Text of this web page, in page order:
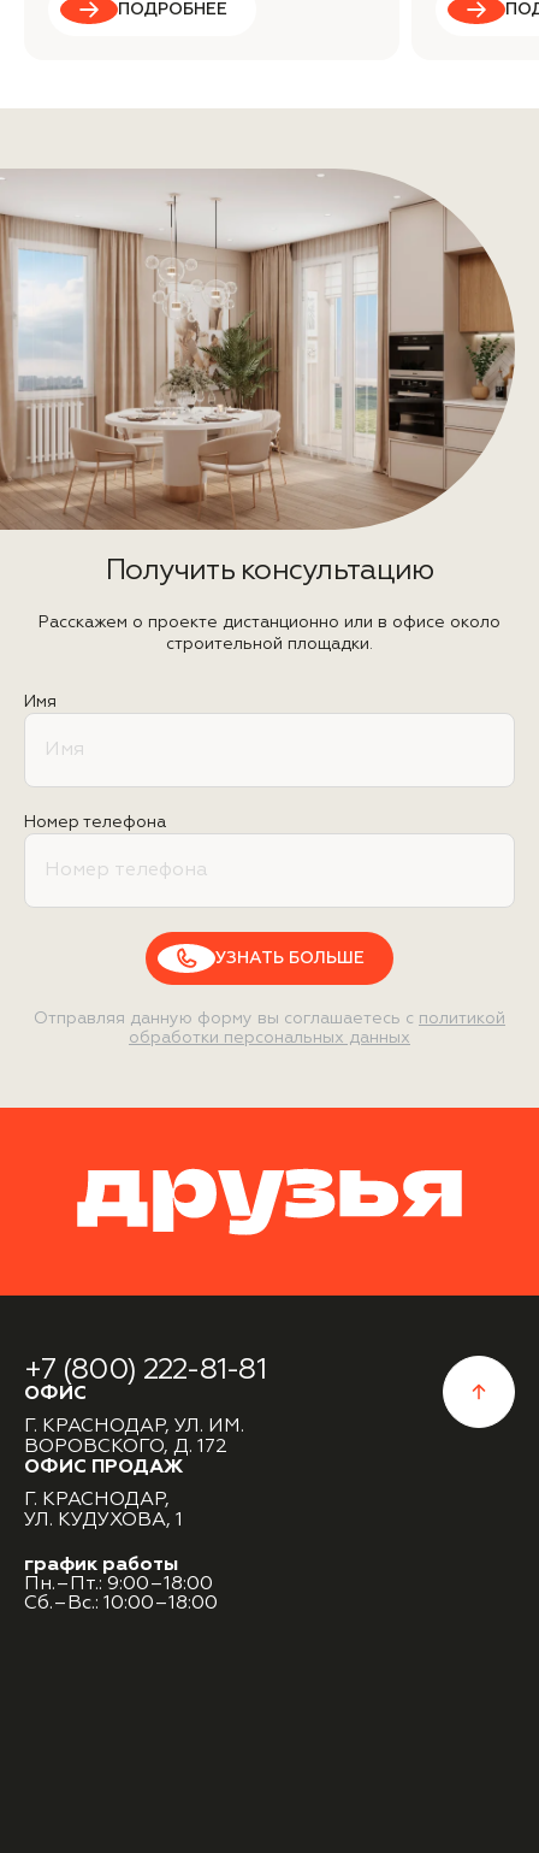
ПОДРОБНЕЕ
Получить консультацию
Расскажем о проекте дистанционно или в офисе около
строительной площадки.
Имя
Номер телефона
УЗНАТЬ БОЛЬШЕ
Отправляя данную форму вы соглашаетесь с политикой
обработки персональных данных
+7 (800) 222-81-81
ОФИС
Г. КРАСНОДАР, УЛ. ИМ.
ВОРОВСКОГО, Д. 172
ОФИС ПРОДАЖ
Г. КРАСНОДАР,
УЛ. КУДУХОВА, 1
график работы
Пн.–Пт.: 9:00–18:00
Сб.–Вс.: 10:00–18:00